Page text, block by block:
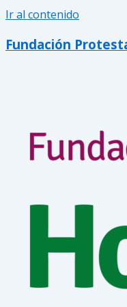
Ir al contenido
Fundación